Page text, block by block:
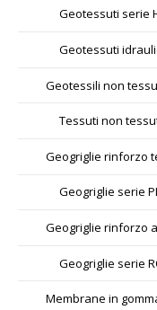
Geotessuti serie
Geotessuti
Geotessili non
Tessuti non
Geogriglie rinforzo
Geogriglie serie
Geogriglie rinforzo
Geogriglie serie
Membrane in